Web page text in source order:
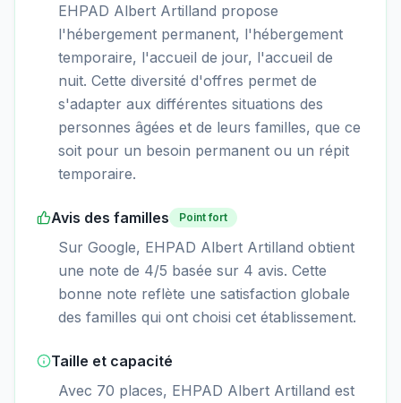
EHPAD Albert Artilland propose
l'hébergement permanent, l'hébergement
temporaire, l'accueil de jour, l'accueil de
nuit. Cette diversité d'offres permet de
s'adapter aux différentes situations des
personnes âgées et de leurs familles, que ce
soit pour un besoin permanent ou un répit
temporaire.
Avis des familles Point fort
Sur Google, EHPAD Albert Artilland obtient
une note de 4/5 basée sur 4 avis. Cette
bonne note reflète une satisfaction globale
des familles qui ont choisi cet établissement.
Taille et capacité
Avec 70 places, EHPAD Albert Artilland est